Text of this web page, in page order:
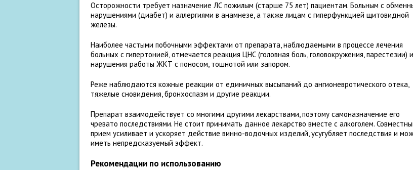
Осторожности требует назначение ЛС пожилым (старше 75 лет) пациентам. Больным с
нарушениями (диабет) и аллергиями в анамнезе, а также лицам с гиперфункцией щитовидной
железы.
Наиболее частыми побочными эффектами от препарата, наблюдаемыми в процессе лечения
больных с гипертонией, отмечается реакция ЦНС (головная боль, головокружения, парестезии) и
нарушения работы ЖКТ с поносом, тошнотой или запором.
Реже наблюдаются кожные реакции от единичных высыпаний до ангионевротического отека,
тяжелые сновидения, бронхоспазм и другие реакции.
Препарат взаимодействует со многими другими лекарствами, поэтому самоназначение его
чревато последствиями. Не стоит принимать данное лекарство вместе с алкоголем.
прием усиливает и ускоряет действие винно-водочных изделий, усугубляет последствия и
иметь непредсказуемый эффект.
Рекомендации по использованию